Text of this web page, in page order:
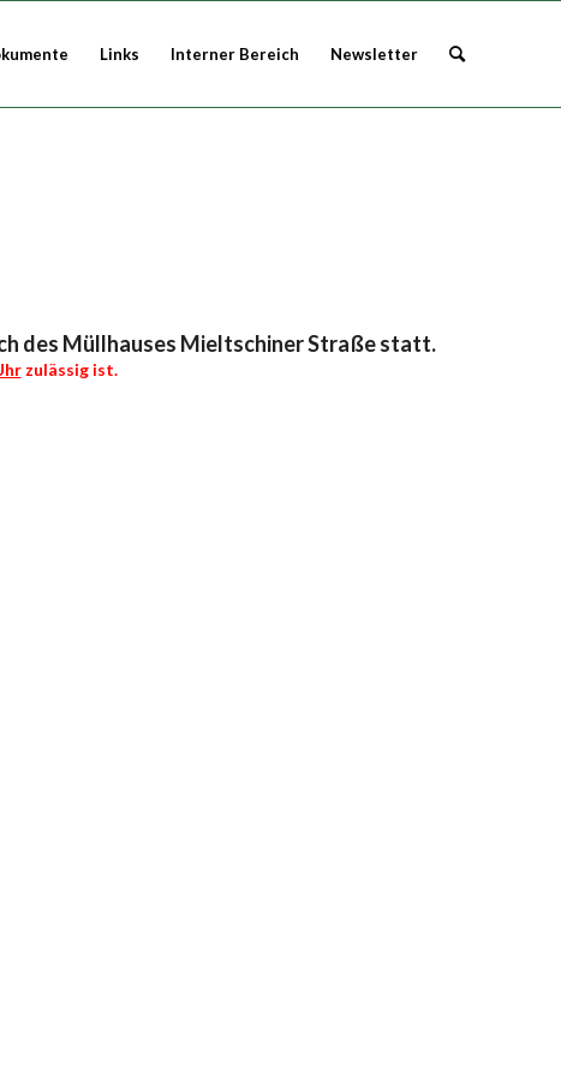
Links Interner Bereich Newsletter
des Müllhauses Mieltschiner Straße statt.
zulässig ist.